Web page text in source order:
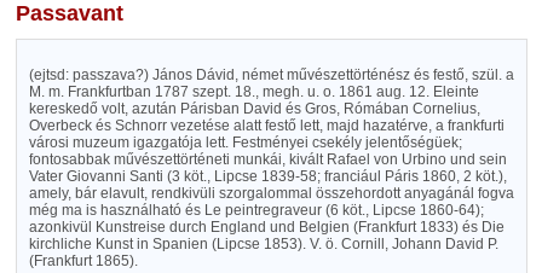
Passavant
(ejtsd: passzava?) János Dávid, német művészettörténész és festő, szül. a
M. m. Frankfurtban 1787 szept. 18., megh. u. o. 1861 aug. 12. Eleinte
kereskedő volt, azután Párisban David és Gros, Rómában Cornelius,
Overbeck és Schnorr vezetése alatt festő lett, majd hazatérve, a frankfurti
városi muzeum igazgatója lett. Festményei csekély jelentőségüek;
fontosabbak művészettörténeti munkái, kivált Rafael von Urbino und sein
Vater Giovanni Santi (3 köt., Lipcse 1839-58; franciául Páris 1860, 2 köt.),
amely, bár elavult, rendkivüli szorgalommal összehordott anyagánál fogva
még ma is használható és Le peintregraveur (6 köt., Lipcse 1860-64);
azonkivül Kunstreise durch England und Belgien (Frankfurt 1833) és Die
kirchliche Kunst in Spanien (Lipcse 1853). V. ö. Cornill, Johann David P.
(Frankfurt 1865).